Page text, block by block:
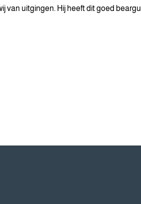
van uitgingen. Hij heeft dit goed